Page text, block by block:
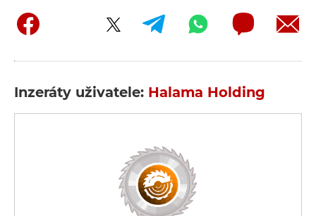
Inzeráty uživatele: Halama Holding